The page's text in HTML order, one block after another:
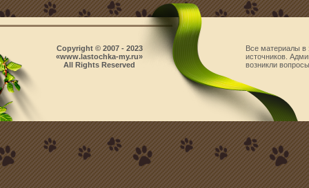
Все материалы в
источников.
возникли
Copyright © 2007 - 2023
«www.lastochka-my.ru»
All Rights Reserved